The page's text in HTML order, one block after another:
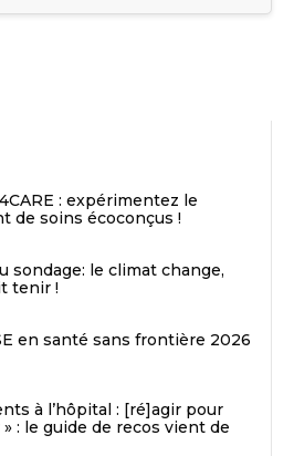
: expérimentez le
de soins écoconçus !
sondage: le climat change,
tenir !
en santé sans frontière 2026
à l’hôpital : [ré]agir pour
: le guide de recos vient de